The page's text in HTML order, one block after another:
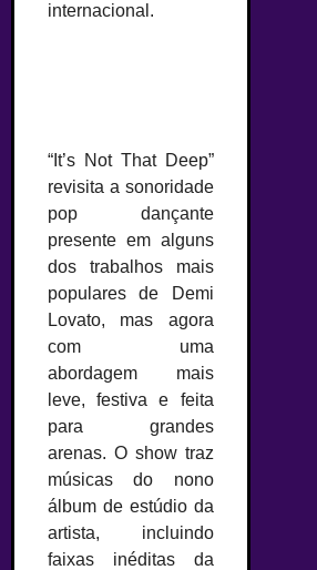
internacional.
“It’s Not That Deep”
revisita a sonoridade
pop dançante
presente em alguns
dos trabalhos mais
populares de Demi
Lovato, mas agora
com uma
abordagem mais
leve, festiva e feita
para grandes
arenas. O show traz
músicas do nono
álbum de estúdio da
artista, incluindo
faixas inéditas da